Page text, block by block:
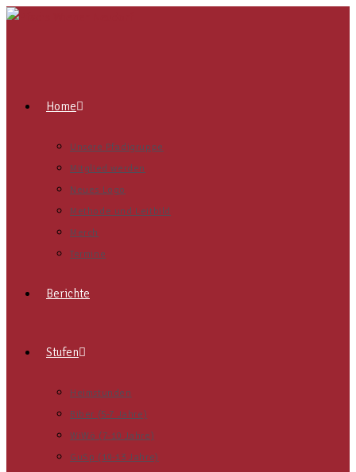
Home
Unsere Pfadigruppe
Mitglied werden
Neues Logo
Methode und Leitbild
Merch
Termine
Berichte
Stufen
Heimstunden
Biber (5-7 Jahre)
WiWö (7-10 Jahre)
GuSp (10-13 Jahre)